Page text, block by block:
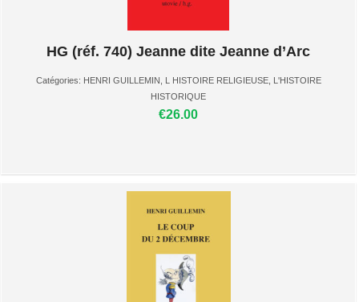
HG (réf. 740) Jeanne dite Jeanne d’Arc
Catégories: HENRI GUILLEMIN L HISTOIRE RELIGIEUSE, L'HISTOIRE
HISTORIQUE
€26.00